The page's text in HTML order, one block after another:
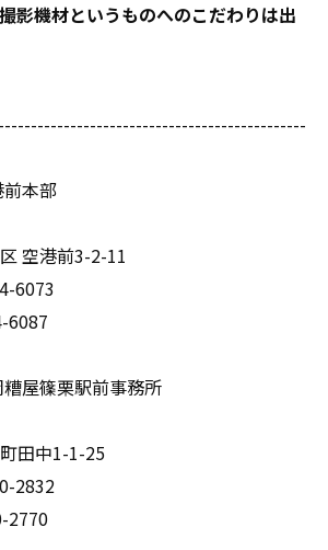
影機材というものへのこだわりは出
本部
空港前3-2-11
6073
6087
屋篠栗駅前事務所
田中1-1-25
2832
2770